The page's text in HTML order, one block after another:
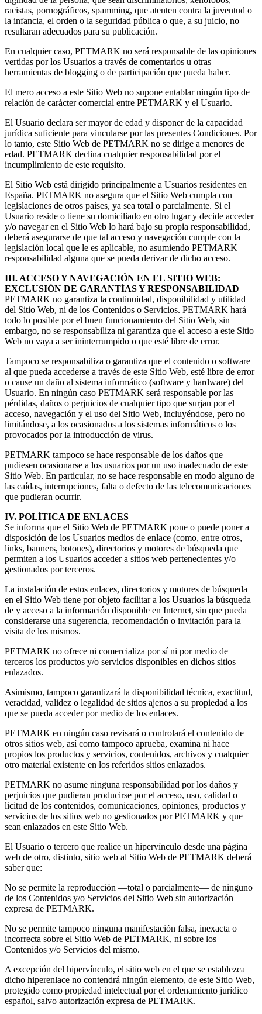
racistas, pornográficos, spamming, que atenten contra la juventud o
la infancia, el orden o la seguridad pública o que, a su juicio, no
resultaran adecuados para su publicación.
En cualquier caso, PETMARK no será responsable de las opiniones
vertidas por los Usuarios a través de comentarios u otras
herramientas de blogging o de participación que pueda haber.
El mero acceso a este Sitio Web no supone entablar ningún tipo de
relación de carácter comercial entre PETMARK y el Usuario.
El Usuario declara ser mayor de edad y disponer de la capacidad
jurídica suficiente para vincularse por las presentes Condiciones. Por
lo tanto, este Sitio Web de PETMARK no se dirige a menores de
edad. PETMARK declina cualquier responsabilidad por el
incumplimiento de este requisito.
El Sitio Web está dirigido principalmente a Usuarios residentes en
España. PETMARK no asegura que el Sitio Web cumpla con
legislaciones de otros países, ya sea total o parcialmente. Si el
Usuario reside o tiene su domiciliado en otro lugar y decide acceder
y/o navegar en el Sitio Web lo hará bajo su propia responsabilidad,
deberá asegurarse de que tal acceso y navegación cumple con la
legislación local que le es aplicable, no asumiendo PETMARK
responsabilidad alguna que se pueda derivar de dicho acceso.
III. ACCESO Y NAVEGACIÓN EN EL SITIO WEB:
EXCLUSIÓN DE GARANTÍAS Y RESPONSABILIDAD
PETMARK no garantiza la continuidad, disponibilidad y utilidad
del Sitio Web, ni de los Contenidos o Servicios. PETMARK hará
todo lo posible por el buen funcionamiento del Sitio Web, sin
embargo, no se responsabiliza ni garantiza que el acceso a este Sitio
Web no vaya a ser ininterrumpido o que esté libre de error.
Tampoco se responsabiliza o garantiza que el contenido o software
al que pueda accederse a través de este Sitio Web, esté libre de error
o cause un daño al sistema informático (software y hardware) del
Usuario. En ningún caso PETMARK será responsable por las
pérdidas, daños o perjuicios de cualquier tipo que surjan por el
acceso, navegación y el uso del Sitio Web, incluyéndose, pero no
limitándose, a los ocasionados a los sistemas informáticos o los
provocados por la introducción de virus.
PETMARK tampoco se hace responsable de los daños que
pudiesen ocasionarse a los usuarios por un uso inadecuado de este
Sitio Web. En particular, no se hace responsable en modo alguno de
las caídas, interrupciones, falta o defecto de las telecomunicaciones
que pudieran ocurrir.
IV. POLÍTICA DE ENLACES
Se informa que el Sitio Web de PETMARK pone o puede poner a
disposición de los Usuarios medios de enlace (como, entre otros,
links, banners, botones), directorios y motores de búsqueda que
permiten a los Usuarios acceder a sitios web pertenecientes y/o
gestionados por terceros.
La instalación de estos enlaces, directorios y motores de búsqueda
en el Sitio Web tiene por objeto facilitar a los Usuarios la búsqueda
de y acceso a la información disponible en Internet, sin que pueda
considerarse una sugerencia, recomendación o invitación para la
visita de los mismos.
PETMARK no ofrece ni comercializa por sí ni por medio de
terceros los productos y/o servicios disponibles en dichos sitios
enlazados.
Asimismo, tampoco garantizará la disponibilidad técnica, exactitud,
veracidad, validez o legalidad de sitios ajenos a su propiedad a los
que se pueda acceder por medio de los enlaces.
PETMARK en ningún caso revisará o controlará el contenido de
otros sitios web, así como tampoco aprueba, examina ni hace
propios los productos y servicios, contenidos, archivos y cualquier
otro material existente en los referidos sitios enlazados.
PETMARK no asume ninguna responsabilidad por los daños y
perjuicios que pudieran producirse por el acceso, uso, calidad o
licitud de los contenidos, comunicaciones, opiniones, productos y
servicios de los sitios web no gestionados por PETMARK y que
sean enlazados en este Sitio Web.
El Usuario o tercero que realice un hipervínculo desde una página
web de otro, distinto, sitio web al Sitio Web de PETMARK deberá
saber que:
No se permite la reproducción —total o parcialmente— de ninguno
de los Contenidos y/o Servicios del Sitio Web sin autorización
expresa de PETMARK.
No se permite tampoco ninguna manifestación falsa, inexacta o
incorrecta sobre el Sitio Web de PETMARK, ni sobre los
Contenidos y/o Servicios del mismo.
A excepción del hipervínculo, el sitio web en el que se establezca
dicho hiperenlace no contendrá ningún elemento, de este Sitio Web,
protegido como propiedad intelectual por el ordenamiento jurídico
español, salvo autorización expresa de PETMARK.